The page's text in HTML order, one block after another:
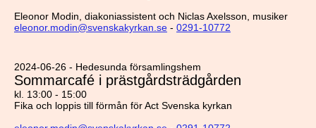
Eleonor Modin, diakoniassistent och Niclas Axelsson, musiker
eleonor.modin@svenskakyrkan.se - 0291-10772
2024-06-26 - Hedesunda församlingshem
Sommarcafé i prästgårdsträdgården
kl. 13:00 - 15:00
Fika och loppis till förmån för Act Svenska kyrkan